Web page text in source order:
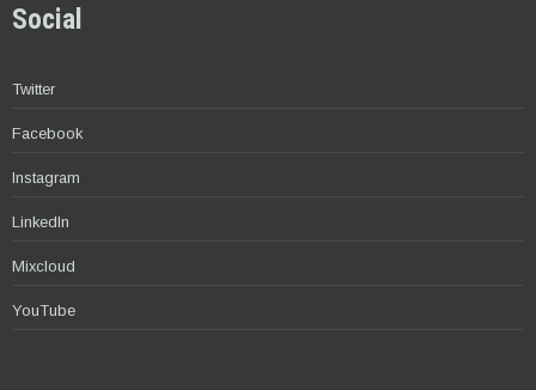
Social
Twitter
Facebook
Instagram
LinkedIn
Mixcloud
YouTube